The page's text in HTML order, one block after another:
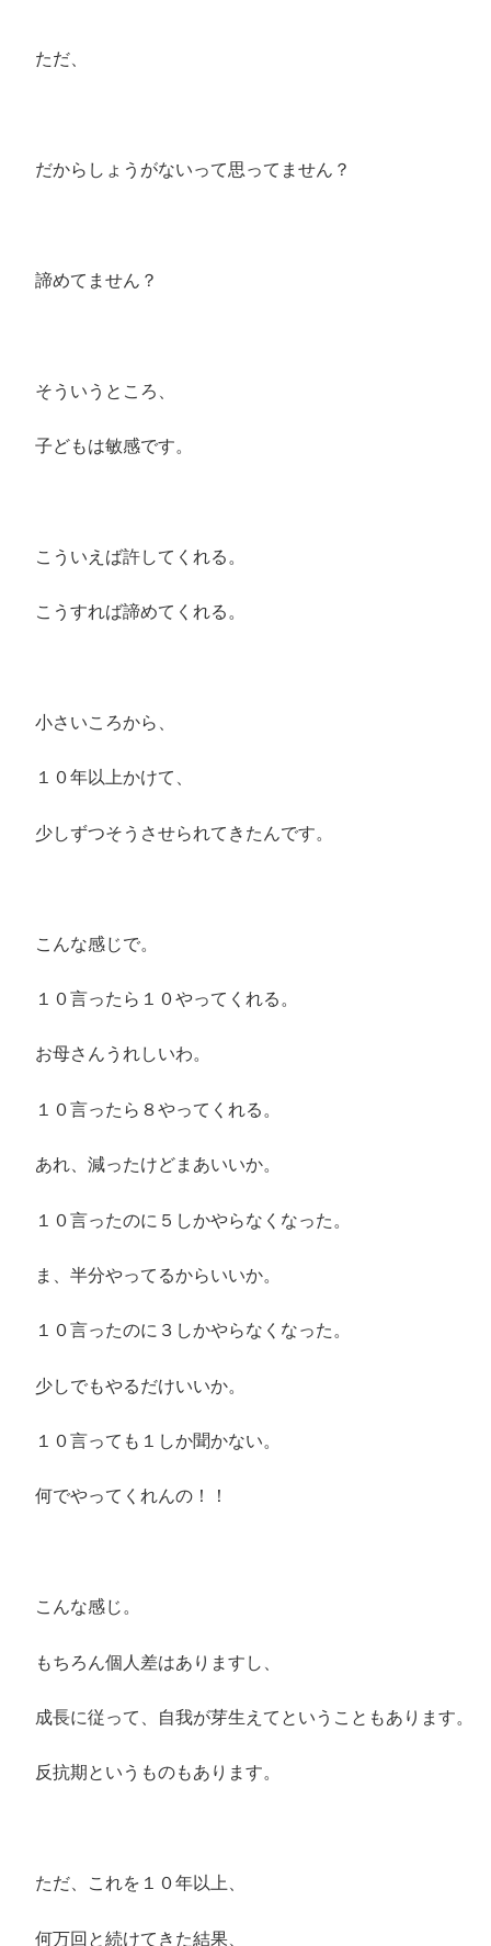
ただ、
だからしょうがないって思ってません？
諦めてません？
そういうところ、
子どもは敏感です。
こういえば許してくれる。
こうすれば諦めてくれる。
小さいころから、
１０年以上かけて、
少しずつそうさせられてきたんです。
こんな感じで。
１０言ったら１０やってくれる。
お母さんうれしいわ。
１０言ったら８やってくれる。
あれ、減ったけどまあいいか。
１０言ったのに５しかやらなくなった。
ま、半分やってるからいいか。
１０言ったのに３しかやらなくなった。
少しでもやるだけいいか。
１０言っても１しか聞かない。
何でやってくれんの！！
こんな感じ。
もちろん個人差はありますし、
成長に従って、自我が芽生えてということもあります。
反抗期というものもあります。
ただ、これを１０年以上、
何万回と続けてきた結果、